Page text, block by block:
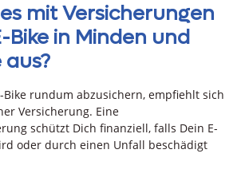
mit Versicherungen
Bike in Minden und
Bike rundum abzusichern, empfiehlt sich
Versicherung. Eine
schützt Dich finanziell, falls Dein E-
oder durch einen Unfall beschädigt